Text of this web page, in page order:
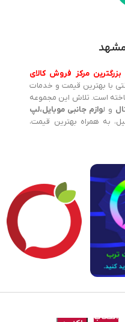
مشهد
بزرگترین مرکز فروش کالای
با بهترین قیمت و خدمات
است. تلاش این مجموعه
و لوازم جانبی موبایل،لپ
به همراه بهترین قیمت،
انتخاب